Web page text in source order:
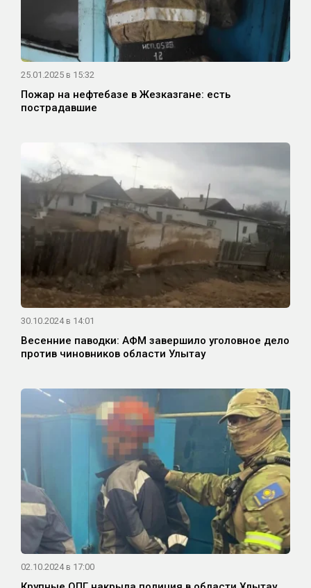
25.01.2025 в 15:32
Пожар на нефтебазе в Жезказгане: есть
пострадавшие
30.10.2024 в 14:01
Весенние паводки: АФМ завершило уголовное дело
против чиновников области Улытау
02.10.2024 в 17:00